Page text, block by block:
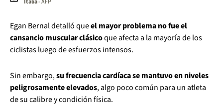
Italia- AFP
Egan Bernal detalló queel mayor problema no fue el
cansancio muscular clásicoque afecta a la mayoría de los
ciclistas luego de esfuerzos intensos.
Sin embargo,su frecuencia cardíaca se mantuvo en niveles
peligrosamente elevados, algo poco común para un atleta
de su calibre y condición física.